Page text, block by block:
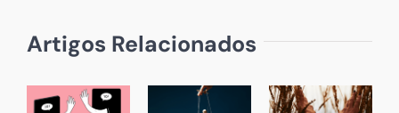
Artigos Relacionados